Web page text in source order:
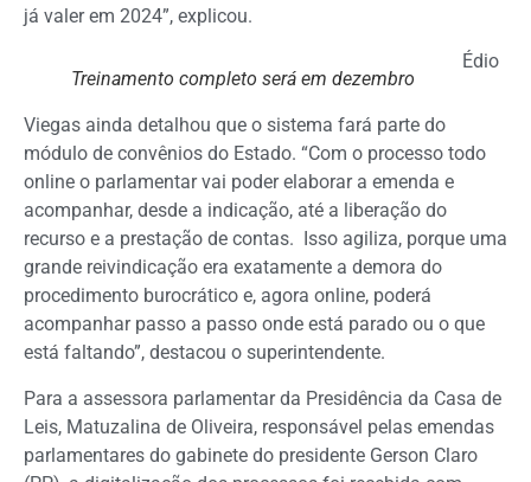
já valer em 2024”, explicou.
Treinamento completo será em dezembro
Édio
Viegas ainda detalhou que o sistema fará parte do
módulo de convênios do Estado. “Com o processo todo
online o parlamentar vai poder elaborar a emenda e
acompanhar, desde a indicação, até a liberação do
recurso e a prestação de contas. Isso agiliza, porque uma
grande reivindicação era exatamente a demora do
procedimento burocrático e, agora online, poderá
acompanhar passo a passo onde está parado ou o que
está faltando”, destacou o superintendente.
Para a assessora parlamentar da Presidência da Casa de
Leis, Matuzalina de Oliveira, responsável pelas emendas
parlamentares do gabinete do presidente Gerson Claro